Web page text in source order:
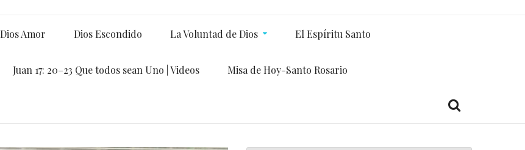
Dios Amor Dios Escondido La Voluntad de Dios El Espíritu Santo
Juan 17: 20–23 Que todos sean Uno | Videos Misa de Hoy-Santo Rosario